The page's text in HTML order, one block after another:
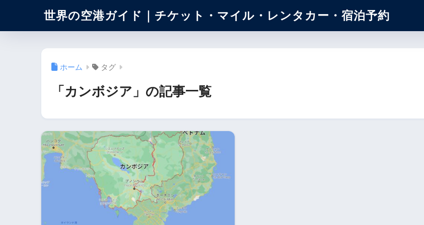
世界の空港ガイド｜チケット・マイル・レンタカー・宿泊予約
ホーム タグ
「カンボジア」の記事一覧